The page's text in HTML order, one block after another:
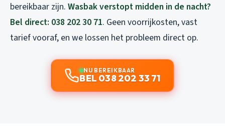
bereikbaar zijn. Wasbak verstopt midden in de nacht?
Bel direct: 038 202 30 71. Geen voorrijkosten, vast
tarief vooraf, en we lossen het probleem direct op.
NU BEREIKBAAR
BEL 038 202 33 71